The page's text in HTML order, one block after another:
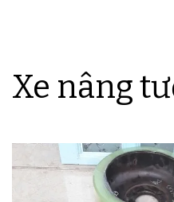
Xe nâng